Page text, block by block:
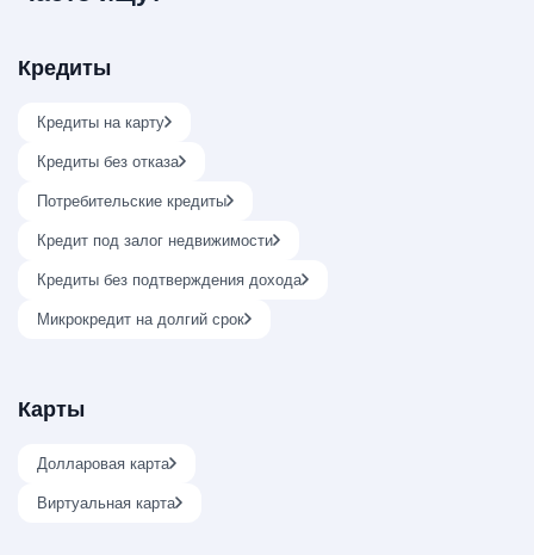
Кредиты
Кредиты на карту
Кредиты без отказа
Потребительские кредиты
Кредит под залог недвижимости
Кредиты без подтверждения дохода
Микрокредит на долгий срок
Карты
Долларовая карта
Виртуальная карта